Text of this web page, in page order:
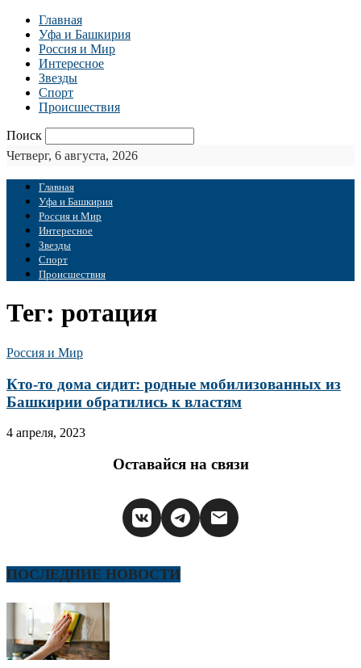
Главная
Уфа и Башкирия
Россия и Мир
Интересное
Звезды
Спорт
Происшествия
Поиск
Четверг, 6 августа, 2026
Главная
Уфа и Башкирия
Россия и Мир
Интересное
Звезды
Спорт
Происшествия
Тег: ротация
Россия и Мир
Кто-то дома сидит: родные мобилизованных из
Башкирии обратились к властям
4 апреля, 2023
Оставайся на связи
ПОСЛЕДНИЕ НОВОСТИ